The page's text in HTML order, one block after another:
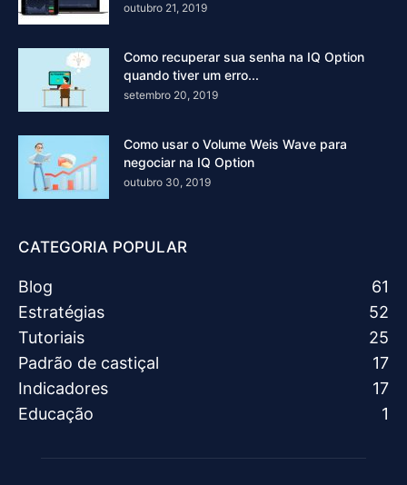
outubro 21, 2019
Como recuperar sua senha na IQ Option
quando tiver um erro...
setembro 20, 2019
Como usar o Volume Weis Wave para
negociar na IQ Option
outubro 30, 2019
CATEGORIA POPULAR
Blog
61
Estratégias
52
Tutoriais
25
Padrão de castiçal
17
Indicadores
17
Educação
1